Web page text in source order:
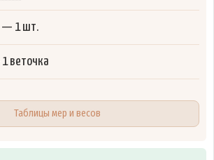
— 1 шт.
1 веточка
Таблицы мер и весов